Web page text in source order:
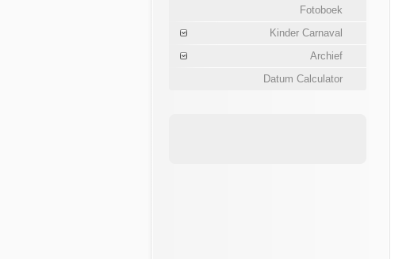
Fotoboek
Kinder Carnaval
Archief
Datum Calculator